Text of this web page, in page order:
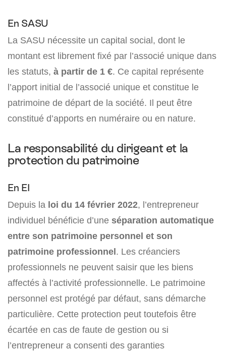
En SASU
La SASU nécessite un capital social, dont le
montant est librement fixé par l’associé unique dans
les statuts, à partir de 1 €. Ce capital représente
l’apport initial de l’associé unique et constitue le
patrimoine de départ de la société. Il peut être
constitué d’apports en numéraire ou en nature.
La responsabilité du dirigeant et la
protection du patrimoine
En EI
Depuis la loi du 14 février 2022, l’entrepreneur
individuel bénéficie d’une séparation automatique
entre son patrimoine personnel et son
patrimoine professionnel. Les créanciers
professionnels ne peuvent saisir que les biens
affectés à l’activité professionnelle. Le patrimoine
personnel est protégé par défaut, sans démarche
particulière. Cette protection peut toutefois être
écartée en cas de faute de gestion ou si
l’entrepreneur a consenti des garanties